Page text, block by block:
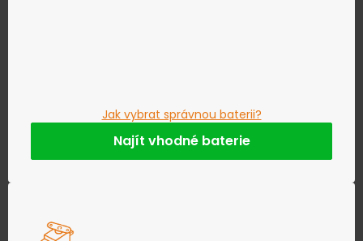
Jak vybrat správnou baterii?
Najít vhodné baterie